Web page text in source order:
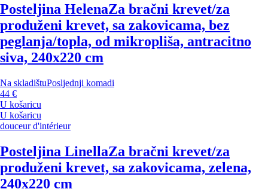
Posteljina HelenaZa bračni krevet/za
produženi krevet, sa zakovicama, bez
peglanja/topla, od mikropliša, antracitno
siva, 240x220 cm
Na skladištuPosljednji komadi
44 €
U košaricu
U košaricu
douceur d'intérieur
Posteljina LinellaZa bračni krevet/za
produženi krevet, sa zakovicama, zelena,
240x220 cm